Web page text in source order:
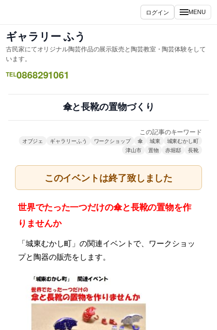
ス
キ
ッ
プ
ログイン MENU
ギャラリー ふう
古民家にてオリジナル陶芸作品の展示販売と陶芸教室・陶芸体験をして
います。
TEL0868291061
傘と長靴の置物づくり
この記事のキーワード
オブジェ ギャラリーふう ワークショップ 傘 城東
城東むかし町
津山市
置物 赤堀邸 長靴
このイベントは終了致しました
世界でたった一つだけの傘と長靴の置物を作
りませんか
「城東むかし町」の関連イベントで、 ワークショッ
プと陶器の販売をします。